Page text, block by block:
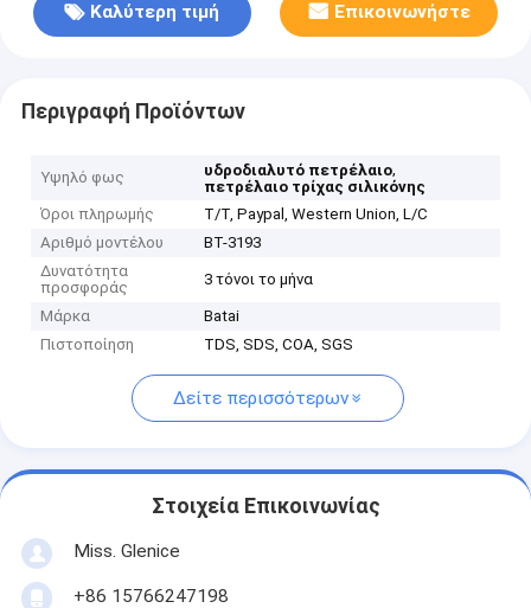
Καλύτερη τιμή Επικοινωνήστε
Περιγραφή Προϊόντων
Υψηλό φως υδροδιαλυτό πετρέλαιο,
πετρέλαιο τρίχας σιλικόνης
Όροι πληρωμής
T/T, Paypal, Western Union, L/C
Αριθμό μοντέλου
BT-3193
Δυνατότητα
προσφοράς
3 τόνοι το μήνα
Μάρκα
Batai
Πιστοποίηση
TDS, SDS, COA, SGS
Δείτε περισσότερων
Στοιχεία Επικοινωνίας
Miss. Glenice
+86 15766247198